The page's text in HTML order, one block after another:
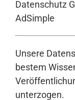
Datenschutz
AdSimple
Unsere
bestem
unterzogen.